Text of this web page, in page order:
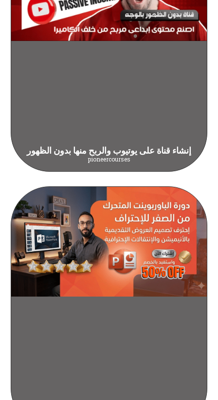
إنشاء قناة على يوتيوب والربح منها بدون الظهور
pioneercourses